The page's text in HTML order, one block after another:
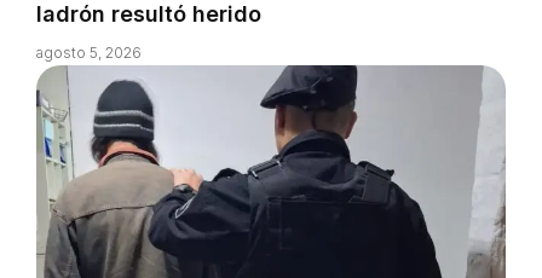
ladrón resultó herido
agosto 5, 2026